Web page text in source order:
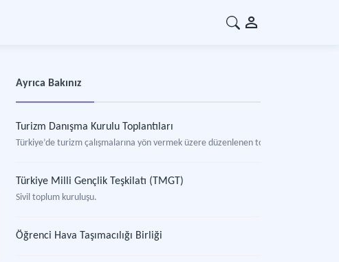
Ayrıca Bakınız
Turizm Danışma Kurulu Toplantıları
Türkiye’de turizm çalışmalarına yön vermek üzere düzenlenen toplantılar.
Türkiye Milli Gençlik Teşkilatı (TMGT)
Sivil toplum kuruluşu.
Öğrenci Hava Taşımacılığı Birliği